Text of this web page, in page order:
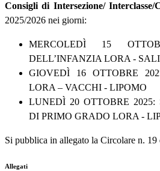
Consigli di Intersezione/ Interclasse/
2025/2026 nei giorni:
MERCOLEDÌ 15
DELL’INFANZIA LORA -
GIOVEDÌ 16 OTTOBRE
LORA – VACCHI - LIPOMO
LUNEDÌ 20 OTTOBRE 2025:
DI PRIMO GRADO LORA -
Si pubblica in allegato la Circolare n.
Allegati